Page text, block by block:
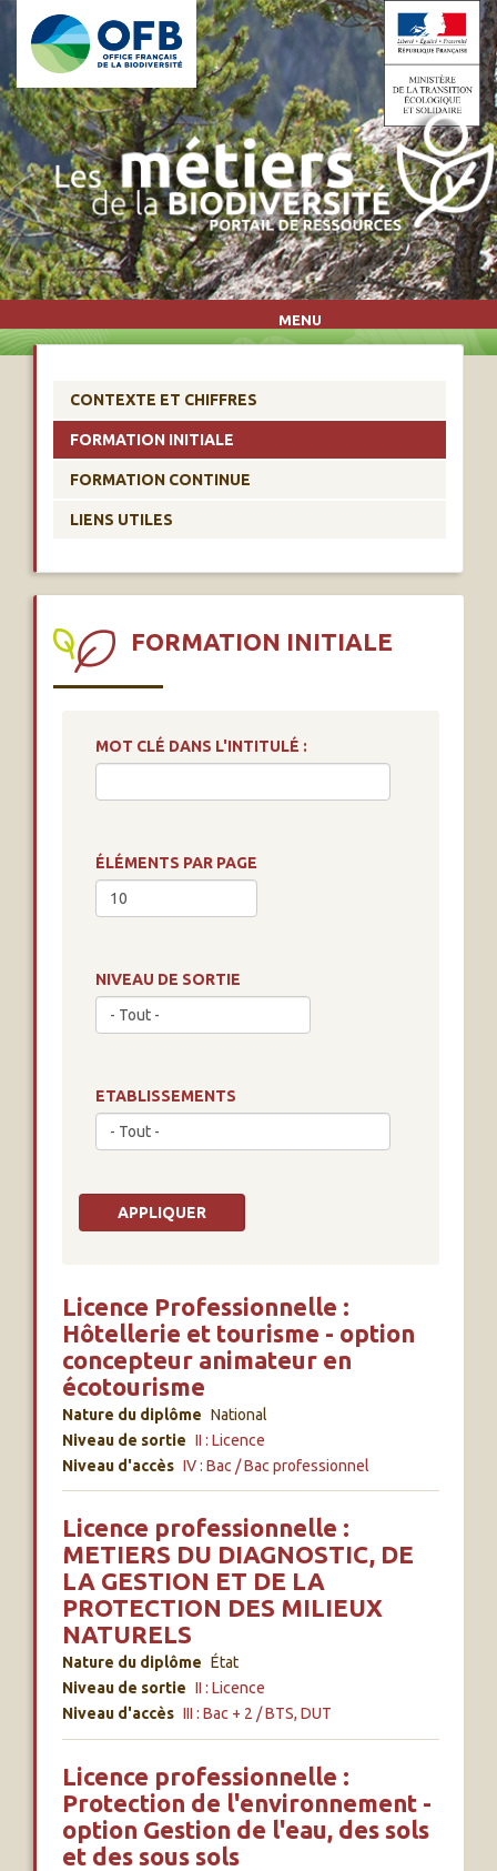
Aller au contenu principal
MENU
CONTEXTE ET CHIFFRES
FORMATION INITIALE
FORMATION CONTINUE
LIENS UTILES
FORMATION INITIALE
MOT CLÉ DANS L'INTITULÉ :
ÉLÉMENTS PAR PAGE
NIVEAU DE SORTIE
ETABLISSEMENTS
Licence Professionnelle :
Hôtellerie et tourisme - option
concepteur animateur en
écotourisme
Nature du diplôme National
Niveau de sortie II : Licence
Niveau d'accès IV : Bac / Bac professionnel
Licence professionnelle :
METIERS DU DIAGNOSTIC, DE
LA GESTION ET DE LA
PROTECTION DES MILIEUX
NATURELS
Nature du diplôme État
Niveau de sortie II : Licence
Niveau d'accès III : Bac + 2 / BTS, DUT
Licence professionnelle :
Protection de l'environnement -
option Gestion de l'eau, des sols
et des sous sols